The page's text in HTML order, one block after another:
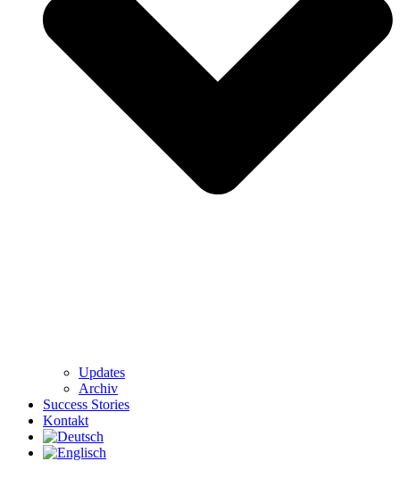
Updates
Archiv
Success Stories
Kontakt